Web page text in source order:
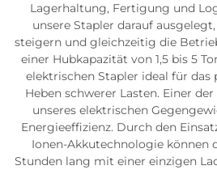
Lagerhaltung, Fertigung und
unsere Stapler darauf
steigern und gleichzeitig die
einer Hubkapazität von 1,5 bis 5
elektrischen Stapler ideal für das
Heben schwerer Lasten. Einer
unseres elektrischen
Energieeffizienz. Durch den
Ionen-Akkutechnologie können
Stunden lang mit einer einzigen